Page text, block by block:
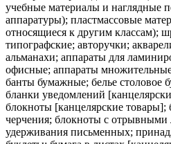
учебные материалы и наглядные
аппаратуры); пластмассовые
относящиеся к другим классам);
типографские; авторучки;
альманахи; аппараты для
офисные; аппараты
банты бумажные; белье столовое
бланки уведомлений
блокноты [канцелярские товары];
черчения; блокноты с отрывными
удерживания письменных;